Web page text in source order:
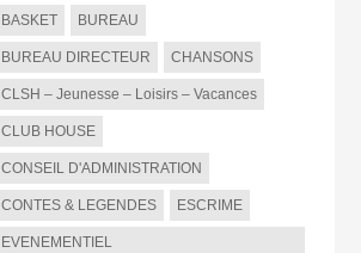
BASKET BUREAU
BUREAU DIRECTEUR CHANSONS
CLSH – Jeunesse – Loisirs – Vacances
CLUB HOUSE
CONSEIL D'ADMINISTRATION
CONTES & LEGENDES ESCRIME
EVENEMENTIEL